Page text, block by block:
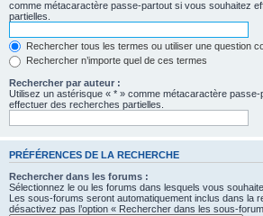
comme métacaractère passe-partout si vous souhaitez
partielles.
Rechercher tous les termes ou utiliser une question
Rechercher n’importe quel de ces termes
Rechercher par auteur :
Utilisez un astérisque « * » comme métacaractère
effectuer des recherches partielles.
PRÉFÉRENCES DE LA RECHERCHE
Rechercher dans les forums :
Sélectionnez le ou les forums dans lesquels vous
Les sous-forums seront automatiquement inclus dans la
désactivez pas l’option « Rechercher dans les sous-